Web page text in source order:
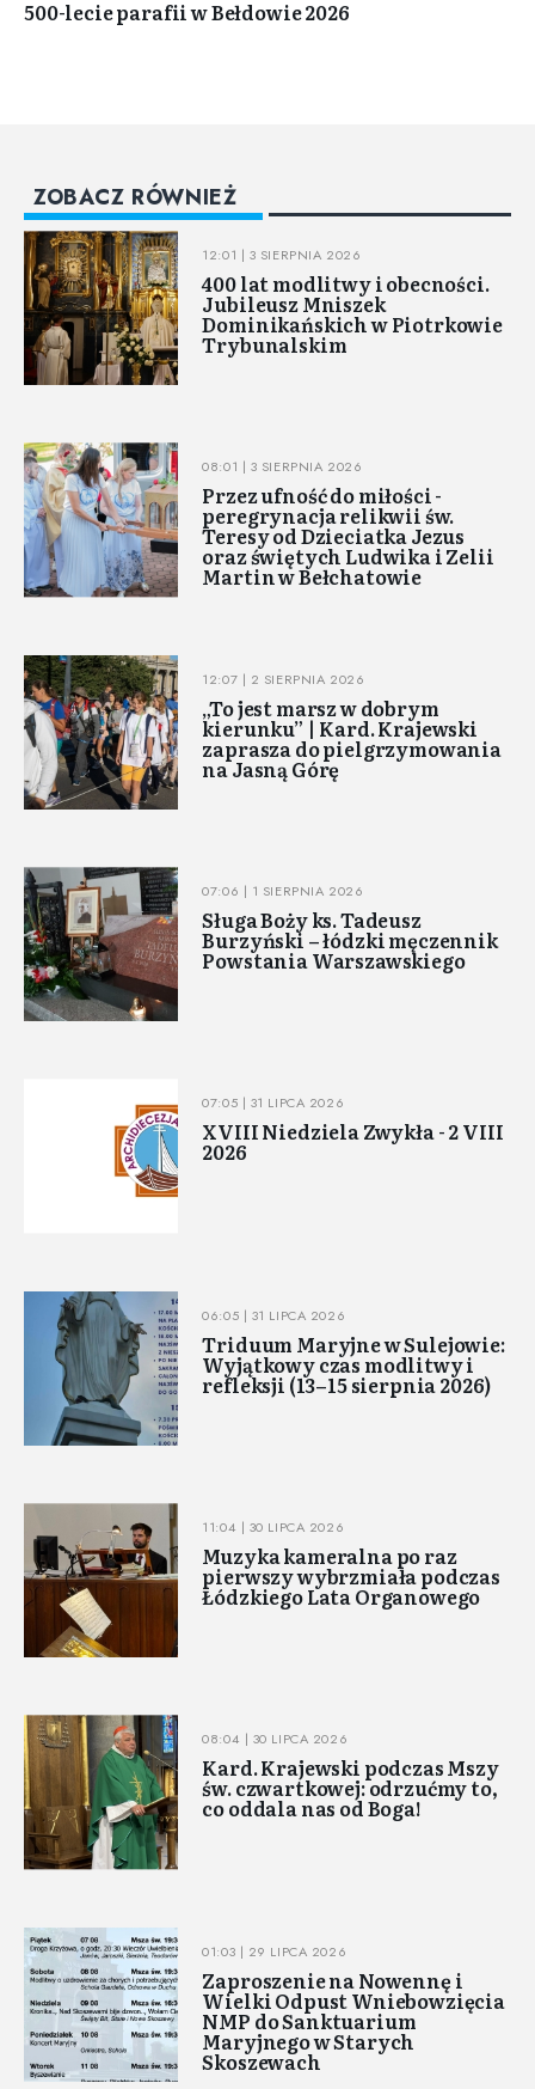
500-lecie parafii w Bełdowie 2026
ZOBACZ RÓWNIEŻ
12:01 | 3 SIERPNIA 2026
400 lat modlitwy i obecności.
Jubileusz Mniszek
Dominikańskich w Piotrkowie
Trybunalskim
08:01 | 3 SIERPNIA 2026
Przez ufność do miłości -
peregrynacja relikwii św.
Teresy od Dzieciatka Jezus
oraz świętych Ludwika i Zelii
Martin w Bełchatowie
12:07 | 2 SIERPNIA 2026
„To jest marsz w dobrym
kierunku” | Kard. Krajewski
zaprasza do pielgrzymowania
na Jasną Górę
07:06 | 1 SIERPNIA 2026
Sługa Boży ks. Tadeusz
Burzyński – łódzki męczennik
Powstania Warszawskiego
07:05 | 31 LIPCA 2026
XVIII Niedziela Zwykła - 2 VIII
2026
06:05 | 31 LIPCA 2026
Triduum Maryjne w Sulejowie:
Wyjątkowy czas modlitwy i
refleksji (13–15 sierpnia 2026)
11:04 | 30 LIPCA 2026
Muzyka kameralna po raz
pierwszy wybrzmiała podczas
Łódzkiego Lata Organowego
08:04 | 30 LIPCA 2026
Kard. Krajewski podczas Mszy
św. czwartkowej: odrzućmy to,
co oddala nas od Boga!
01:03 | 29 LIPCA 2026
Zaproszenie na Nowennę i
Wielki Odpust Wniebowzięcia
NMP do Sanktuarium
Maryjnego w Starych
Skoszewach